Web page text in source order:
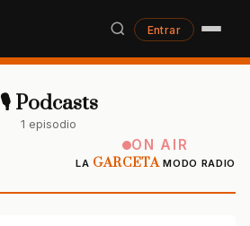
Entrar
🎙 Podcasts
1 episodio
ON AIR
LA GARCETAMODO RADIO